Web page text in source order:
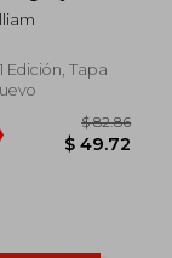
(en
Edición, Tapa